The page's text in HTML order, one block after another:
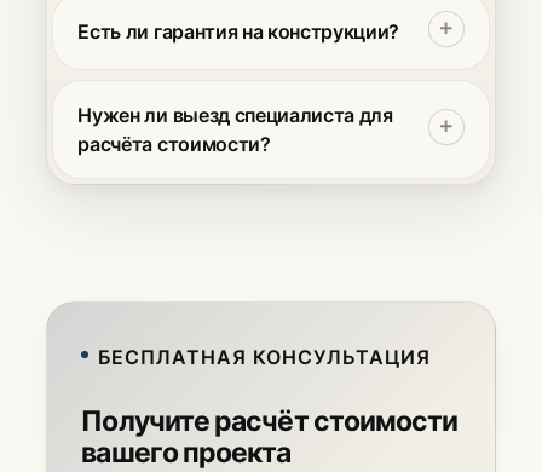
стеклянных конструкций:
ограждения лестниц и террас,
панорамное остекление балконов.
Есть ли гарантия на конструкции?
постгарантийное обслуживание.
Условия гарантии прописываются в
Нужен ли выезд специалиста для
расчёта стоимости?
Для точного расчёта необходим замер
88003027701 или через форму на
БЕСПЛАТНАЯ КОНСУЛЬТАЦИЯ
Получите расчёт стоимости
вашего проекта